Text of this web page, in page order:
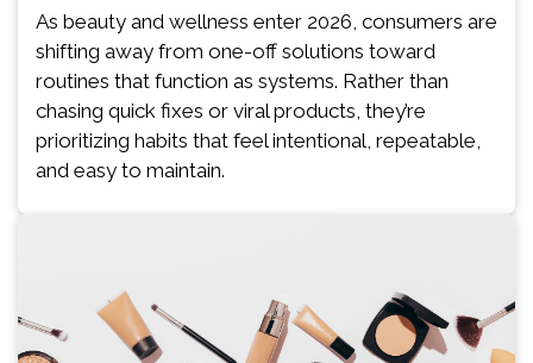
As beauty and wellness enter 2026, consumers are
shifting away from one-off solutions toward
routines that function as systems. Rather than
chasing quick fixes or viral products, they’re
prioritizing habits that feel intentional, repeatable,
and easy to maintain.